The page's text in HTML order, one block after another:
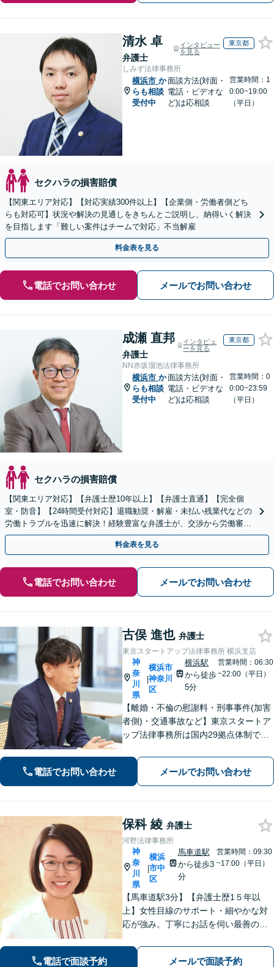
清水 卓
弁護士
インタビュー
を見る
東京都
しみず法律事務所
横浜市 か
らも相談
受付中
面談方法(対面・
電話・ビデオな
ど)は応相談
営業時間：1
0:00~19:00
（平日）
セクハラの損害賠償
【関東エリア対応】【対応実績300件以上】【企業側・労働者側どち
らも対応可】状況や解決の見通しをきちんとご説明し、納得いく解決
を目指します「難しい案件はチームで対応」不当解雇
料金表を見る
電話でお問い合わせ メールでお問い合わせ
成瀬 直邦
弁護士
インタビュ
ーを見る
東京都
NN赤坂溜池法律事務所
横浜市 か
らも相談
受付中
面談方法(対面・
電話・ビデオな
ど)は応相談
営業時間：0
0:00~23:59
（平日）
セクハラの損害賠償
【関東エリア対応】【弁護士歴10年以上】【弁護士直通】【完全個
室・防音】【24時間受付対応】退職勧奨・解雇・未払い残業代などの
労働トラブルを迅速に解決！経験豊富な弁護士が、交渉から労働審判
まで一貫して対応いたします【オンライン相談可】
料金表を見る
電話でお問い合わせ メールでお問い合わせ
古俣 進也 弁護士
東京スタートアップ法律事務所 横浜支店
神
奈
川
県
|
横浜市
神奈川
区
横浜駅
から徒歩
5分
営業時間：06:30
~22:00（平日）
【離婚・不倫の慰謝料・刑事事件(加害
者側)・交通事故など】東京スタートア
ップ法律事務所は国内29拠点体制で全
対応(法律相談は完全予約制)】各分野で
専門性の高い弁護士が寄り添い解決を
サポートします。
電話でお問い合わせ メールでお問い合わせ
保科 綾 弁護士
河野法律事務所
神
奈
川
県
|
横浜
市中
区
馬車道駅
から徒歩3
分
営業時間：09:30
~17:00（平日）
【馬車道駅3分】【弁護士歴1５年以
上】女性目線のサポート・細やかな対
応が強み。丁寧にお話を伺い最善の解
す。【Web相談可】
電話で面談予約 メールで面談予約